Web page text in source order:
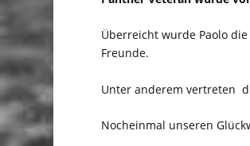
Überreicht wurde Paolo
Freunde.
Unter anderem vertreten
Nocheinmal unseren